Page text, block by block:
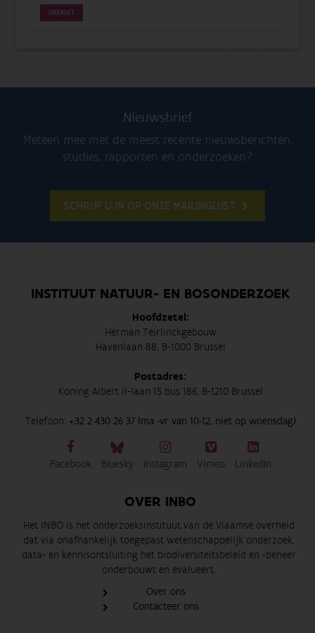
DATASET
Nieuwsbrief
Meteen mee met de meest recente nieuwsberichten,
studies, rapporten en onderzoeken?
SCHRIJF U IN OP ONZE MAILINGLIJST
INSTITUUT NATUUR- EN BOSONDERZOEK
Hoofdzetel:
Herman Teirlinckgebouw
Havenlaan 88, B-1000 Brussel
Postadres:
Koning Albert II-laan 15 bus 186, B-1210 Brussel
Telefoon: +32 2 430 26 37 (ma -vr van 10-12, niet op woensdag)
Facebook Bluesky Instagram Vimeo LinkedIn
OVER INBO
Het INBO is het onderzoeksinstituut van de Vlaamse overheid
dat via onafhankelijk toegepast wetenschappelijk onderzoek,
data- en kennisontsluiting het biodiversiteitsbeleid en -beheer
onderbouwt en evalueert.
Over ons
Contacteer ons